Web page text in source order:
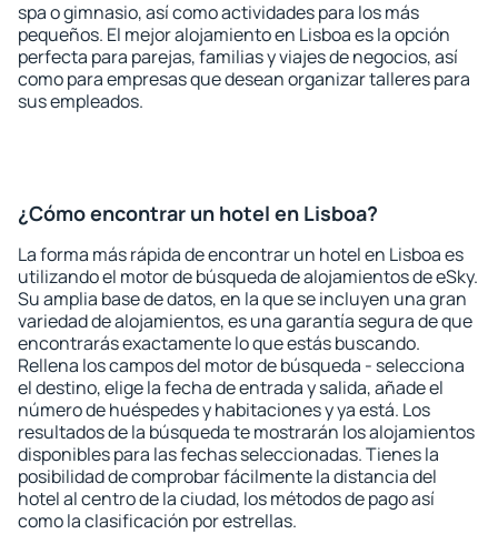
spa o gimnasio, así como actividades para los más
pequeños. El mejor alojamiento en Lisboa es la opción
perfecta para parejas, familias y viajes de negocios, así
como para empresas que desean organizar talleres para
sus empleados.
¿Cómo encontrar un hotel en Lisboa?
La forma más rápida de encontrar un hotel en Lisboa es
utilizando el motor de búsqueda de alojamientos de eSky.
Su amplia base de datos, en la que se incluyen una gran
variedad de alojamientos, es una garantía segura de que
encontrarás exactamente lo que estás buscando.
Rellena los campos del motor de búsqueda - selecciona
el destino, elige la fecha de entrada y salida, añade el
número de huéspedes y habitaciones y ya está. Los
resultados de la búsqueda te mostrarán los alojamientos
disponibles para las fechas seleccionadas. Tienes la
posibilidad de comprobar fácilmente la distancia del
hotel al centro de la ciudad, los métodos de pago así
como la clasificación por estrellas.